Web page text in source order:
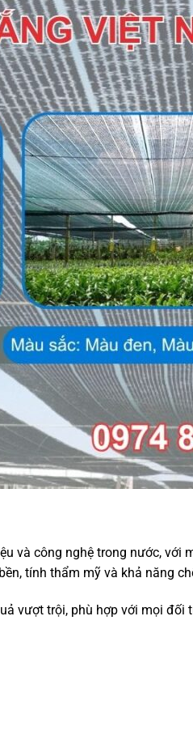
và công nghệ trong nước, với
tính thẩm mỹ và khả năng
vượt trội, phù hợp với mọi